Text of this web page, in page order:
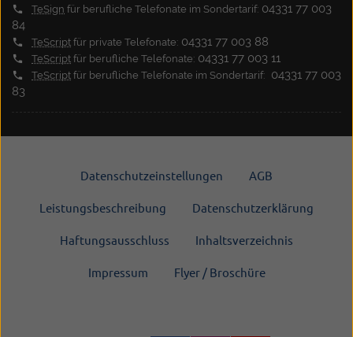
TeSign für berufliche Telefonate im Sondertarif: 04331 77 003
84
TeScript für private Telefonate: 04331 77 003 88
TeScript für berufliche Telefonate: 04331 77 003 11
TeScript für berufliche Telefonate im Sondertarif: 04331 77 003
83
Datenschutzeinstellungen AGB
Leistungsbeschreibung Datenschutzerklärung
Haftungsausschluss Inhaltsverzeichnis
Impressum Flyer / Broschüre